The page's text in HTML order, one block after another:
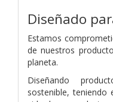
Diseñado
Estamos
de nuestros
planeta.
Diseñando
sostenible, teniendo